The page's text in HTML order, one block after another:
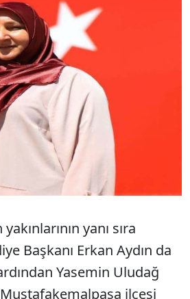
yanı sıra
Başkanı Erkan Aydın da
Yasemin Uludağ
ilçesi